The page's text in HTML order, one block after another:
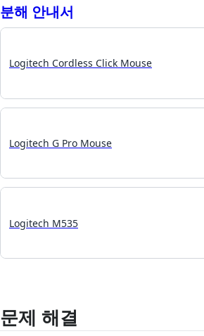
분해 안내서
Logitech Cordless Click Mouse
Logitech G Pro Mouse
Logitech M535
문제 해결